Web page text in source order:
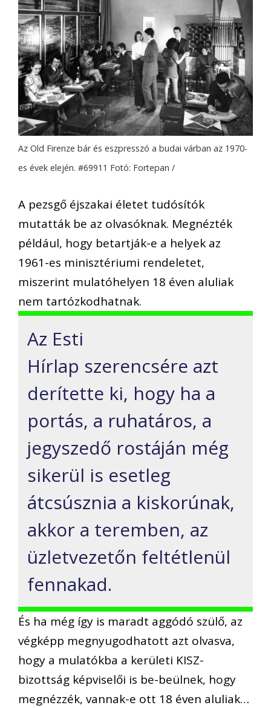
Az Old Firenze bár és eszpresszó a budai várban az 1970-
es évek elején. #69911 Fotó: Fortepan /
A pezsgő éjszakai életet tudósítók
mutatták be az olvasóknak. Megnézték
például, hogy betartják-e a helyek az
1961-es minisztériumi rendeletet,
miszerint mulatóhelyen 18 éven aluliak
nem tartózkodhatnak.
Az Esti
Hírlap szerencsére azt
derítette ki, hogy ha a
portás, a ruhatáros, a
jegyszedő rostáján még
sikerül is esetleg
átcsúsznia a kiskorúnak,
akkor a teremben, az
üzletvezetőn feltétlenül
fennakad.
És ha még így is maradt aggódó szülő, az
végképp megnyugodhatott azt olvasva,
hogy a mulatókba a kerületi KISZ-
bizottság képviselői is be-beülnek, hogy
megnézzék, vannak-e ott 18 éven aluliak…